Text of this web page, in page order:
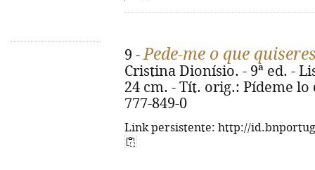
9 -Pede-me o que
Cristina Dionísio. - 9ª ed. -
24 cm. - Tít. orig.: Pídeme lo
777-849-0
Link persistente: http://